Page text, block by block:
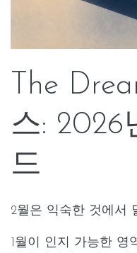
The
스: 2026
드
2월은 익숙한 것에서
1월이 인지 가능한 영